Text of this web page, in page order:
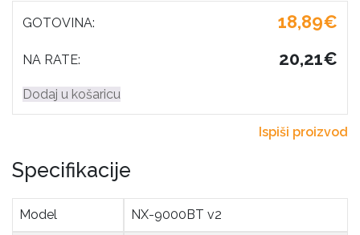
GOTOVINA: 18,89€
NA RATE: 20,21€
Dodaj u košaricu
Ispiši proizvod
Specifikacije
Model NX-9000BT v2